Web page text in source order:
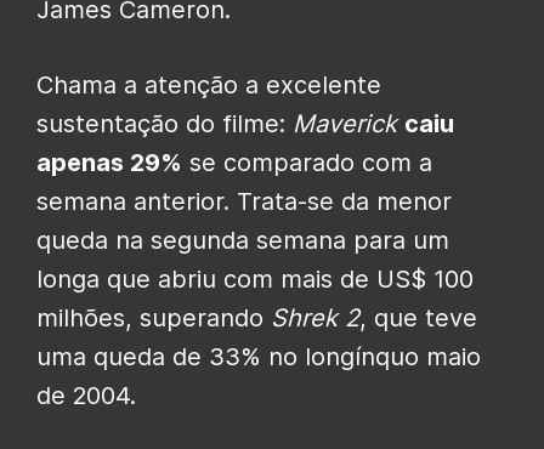
James Cameron.
Chama a atenção a excelente
sustentação do filme: Maverick caiu
apenas 29% se comparado com a
semana anterior. Trata-se da menor
queda na segunda semana para um
longa que abriu com mais de US$ 100
milhões, superando Shrek 2, que teve
uma queda de 33% no longínquo maio
de 2004.